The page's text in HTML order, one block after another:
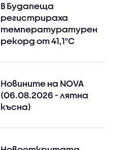
В Будапеща
регистрираха
температуратурен
рекорд от 41,1°C
Новините на NOVA
(06.08.2026 - лятна
късна)